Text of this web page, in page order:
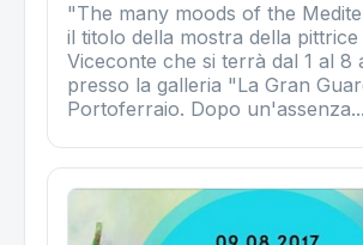
"The many moods of the
il titolo della mostra della pittrice
Viceconte che si terrà dal 1 al 8
presso la galleria "La Gran
Portoferraio. Dopo un'assenza...